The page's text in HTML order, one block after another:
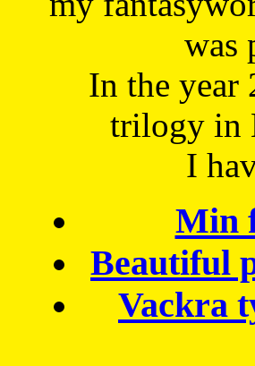
was
In the
trilogy in
I
Min
Beautiful
Vackra